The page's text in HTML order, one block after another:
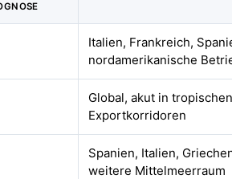
Italien, Frankreich,
nordamerikanische
Global, akut in tropischen
Exportkorridoren
Spanien, Italien,
weitere Mittelmeerraum